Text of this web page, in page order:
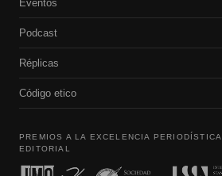
Eventos
Podcast
Réplicas
Código etico
PREMIOS A LA EXCELENCIA
EDITORIAL